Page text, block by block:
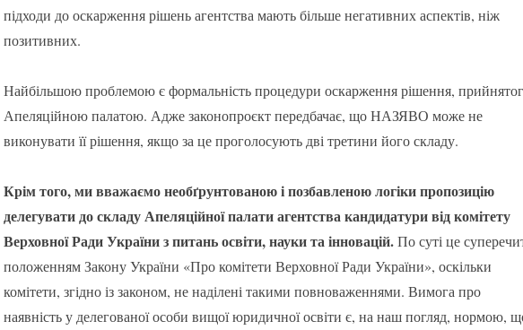
підходи до оскарження рішень агентства мають більше негативних аспектів, ніж
позитивних.
Найбільшою проблемою є формальність процедури оскарження рішення,
Апеляційною палатою. Адже законопроєкт передбачає, що НАЗЯВО може не
виконувати її рішення, якщо за це проголосують дві третини його складу.
Крім того, ми вважаємо необґрунтованою і позбавленою логіки пропозицію
делегувати до складу Апеляційної палати агентства кандидатури від комітету
Верховної Ради України з питань освіти, науки та інновацій.По суті це
положенням Закону України «Про комітети Верховної Ради України», оскільки
комітети, згідно із законом, не наділені такими повноваженнями. Вимога про
наявність у делегованої особи вищої юридичної освіти є, на наш погляд, нормою,